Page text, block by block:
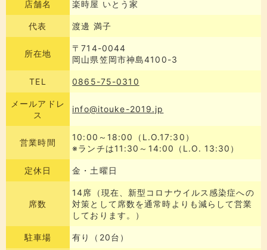
店舗名 楽時屋 いとう家
代表 渡邊 満子
所在地
〒714-0044
岡山県笠岡市神島4100-3
TEL 0865-75-0310
メールアドレ
ス
info@itouke-2019.jp
営業時間
10:00～18:00（L.O.17:30）
※ランチは11:30～14:00（L.O. 13:30）
定休日 金・土曜日
席数
14席（現在、新型コロナウイルス感染症への
対策として席数を通常時よりも減らして営業
しております。）
駐車場 有り（20台）